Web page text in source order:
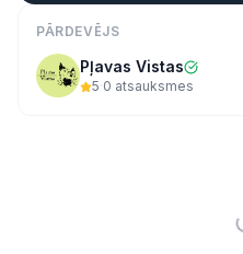
PĀRDEVĒJS
Pļavas Vistas
5·0 atsauksmes